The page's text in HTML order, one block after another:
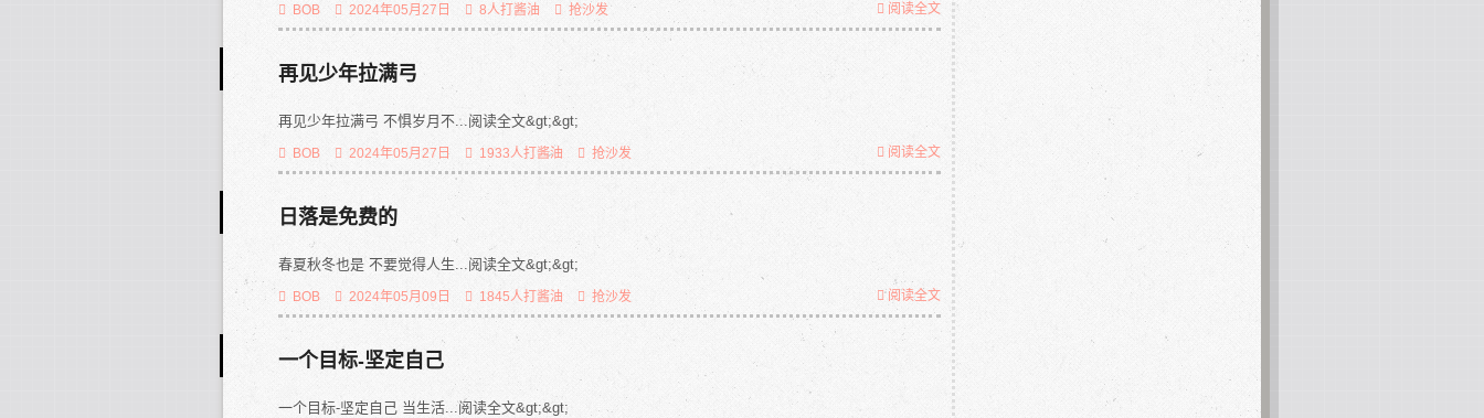
BOB 2024年05月27日 8人打酱油 抢沙发 阅读全文
再见少年拉满弓
再见少年拉满弓 不惧岁月不...阅读全文&gt;&gt;
BOB 2024年05月27日 1933人打酱油 抢沙发 阅读全文
日落是免费的
春夏秋冬也是 不要觉得人生...阅读全文&gt;&gt;
BOB 2024年05月09日 1845人打酱油 抢沙发 阅读全文
一个目标-坚定自己
一个目标-坚定自己 当生活...阅读全文&gt;&gt;